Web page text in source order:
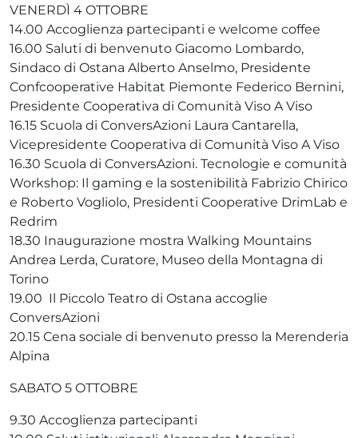
VENERDÌ 4 OTTOBRE
14.00 Accoglienza partecipanti e welcome coffee
16.00 Saluti di benvenuto Giacomo Lombardo,
Sindaco di Ostana Alberto Anselmo, Presidente
Confcooperative Habitat Piemonte Federico Bernini,
Presidente Cooperativa di Comunità Viso A Viso
16.15 Scuola di ConversAzioni Laura Cantarella,
Vicepresidente Cooperativa di Comunità Viso A Viso
16.30 Scuola di ConversAzioni. Tecnologie e comunità
Workshop: Il gaming e la sostenibilità Fabrizio Chirico
e Roberto Vogliolo, Presidenti Cooperative DrimLab e
Redrim
18.30 Inaugurazione mostra Walking Mountains
Andrea Lerda, Curatore, Museo della Montagna di
Torino
19.00 Il Piccolo Teatro di Ostana accoglie
ConversAzioni
20.15 Cena sociale di benvenuto presso la Merenderia
Alpina
SABATO 5 OTTOBRE
9.30 Accoglienza partecipanti